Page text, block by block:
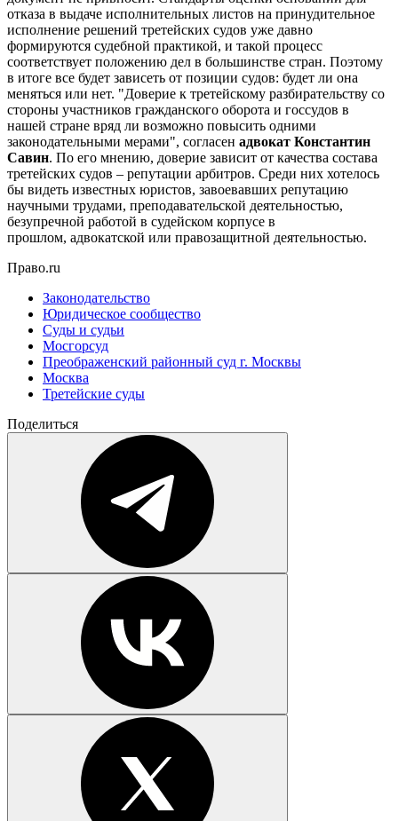
отказа в выдаче исполнительных листов на принудительное
исполнение решений третейских судов уже давно
формируются судебной практикой, и такой процесс
соответствует положению дел в большинстве стран. Поэтому
в итоге все будет зависеть от позиции судов: будет ли она
меняться или нет. "Доверие к третейскому разбирательству со
стороны участников гражданского оборота и госсудов в
нашей стране вряд ли возможно повысить одними
законодательными мерами", согласен адвокат Константин
Савин. По его мнению, доверие зависит от качества состава
третейских судов – репутации арбитров. Среди них хотелось
бы видеть известных юристов, завоевавших репутацию
научными трудами, преподавательской деятельностью,
безупречной работой в судейском корпусе в
прошлом, адвокатской или правозащитной деятельностью.
Право.ru
Законодательство
Юридическое сообщество
Суды и судьи
Мосгорсуд
Преображенский районный суд г. Москвы
Москва
Третейские суды
Поделиться